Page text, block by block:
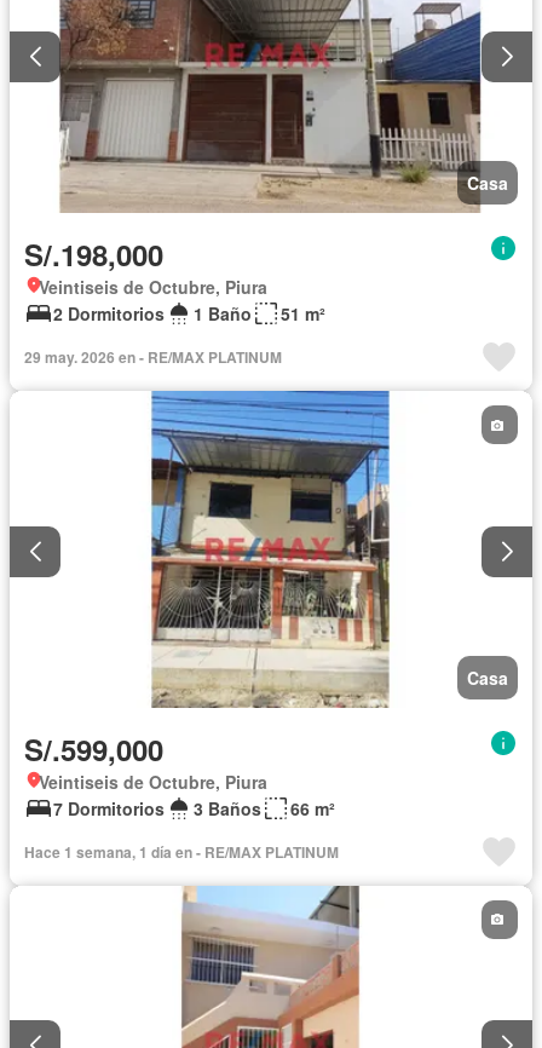
Casa
S/.198,000
Veintiseis de Octubre, Piura
2 Dormitorios
1 Baño 51 m²
29 may. 2026 en - RE/MAX PLATINUM
Casa
S/.599,000
Veintiseis de Octubre, Piura
7 Dormitorios
3 Baños 66 m²
Hace 1 semana, 1 día en - RE/MAX PLATINUM